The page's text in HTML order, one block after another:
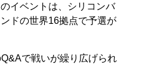
イベントは、シリコンバ
ドの世界16拠点で予選が
で戦いが繰り広げられ